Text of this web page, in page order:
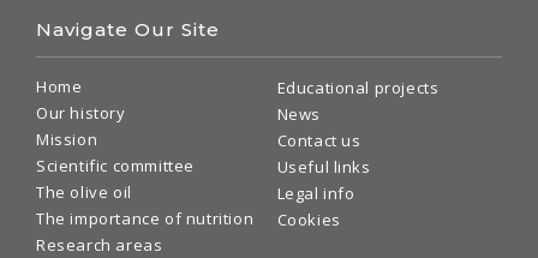
Navigate Our Site
Home
Our history
Mission
Scientific committee
The olive oil
The importance of nutrition
Research areas
Educational projects
News
Contact us
Useful links
Legal info
Cookies